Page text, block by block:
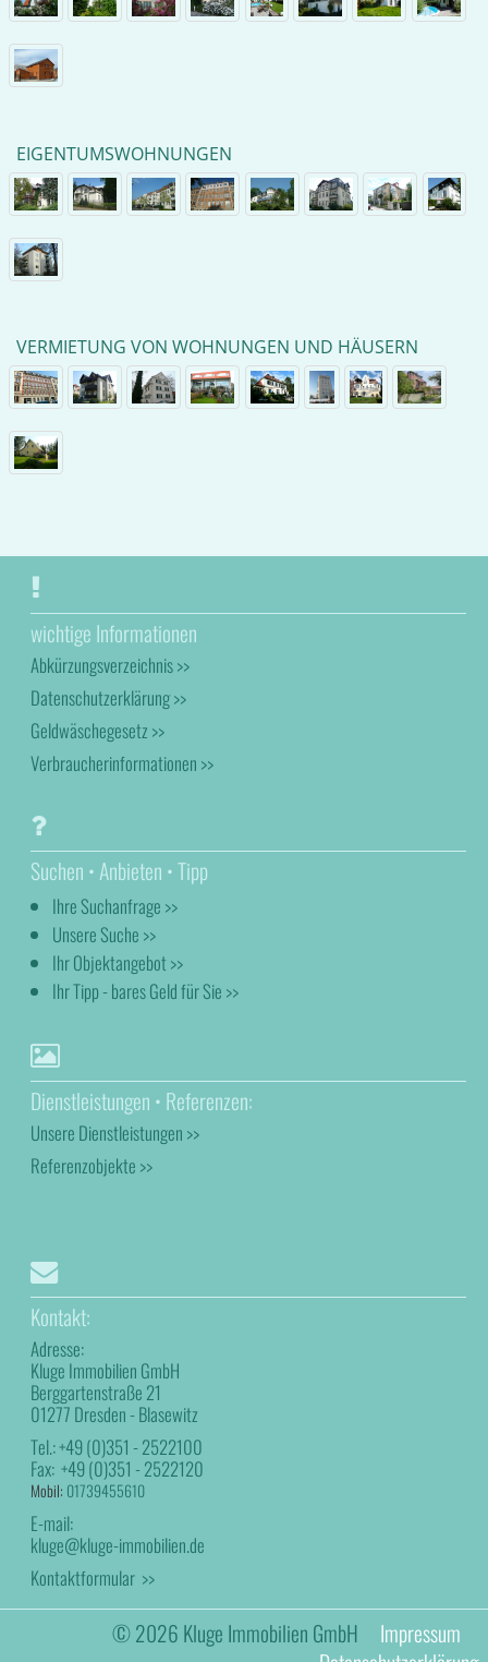
EIGENTUMSWOHNUNGEN
VERMIETUNG VON WOHNUNGEN UND HÄUSERN
wichtige Informationen
Abkürzungsverzeichnis >>
Datenschutzerklärung >>
Geldwäschegesetz >>
Verbraucherinformationen >>
Suchen • Anbieten • Tipp
Ihre Suchanfrage >>
Unsere Suche >>
Ihr Objektangebot >>
Ihr Tipp - bares Geld für Sie >>
Dienstleistungen • Referenzen:
Unsere Dienstleistungen >>
Referenzobjekte >>
Kontakt:
Adresse:
Kluge Immobilien GmbH
Berggartenstraße 21
01277 Dresden - Blasewitz
Tel.:+49 (0)351 - 2522100
Fax:+49 (0)351 - 2522120
Mobil: 01739455610
E-mail:
kluge@kluge-immobilien.de
Kontaktformular >>
© 2026 Kluge Immobilien GmbH Impressum